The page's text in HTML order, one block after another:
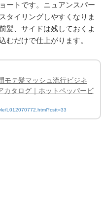
ートです。ニュアンスパー
タイリングしやすくなりま
髪、サイドは残しておくよ
むだけで仕上がります。
モテ髪マッシュ流行ビジネ
カタログ｜ホットペッパービ
L012070772.html?cstt=33